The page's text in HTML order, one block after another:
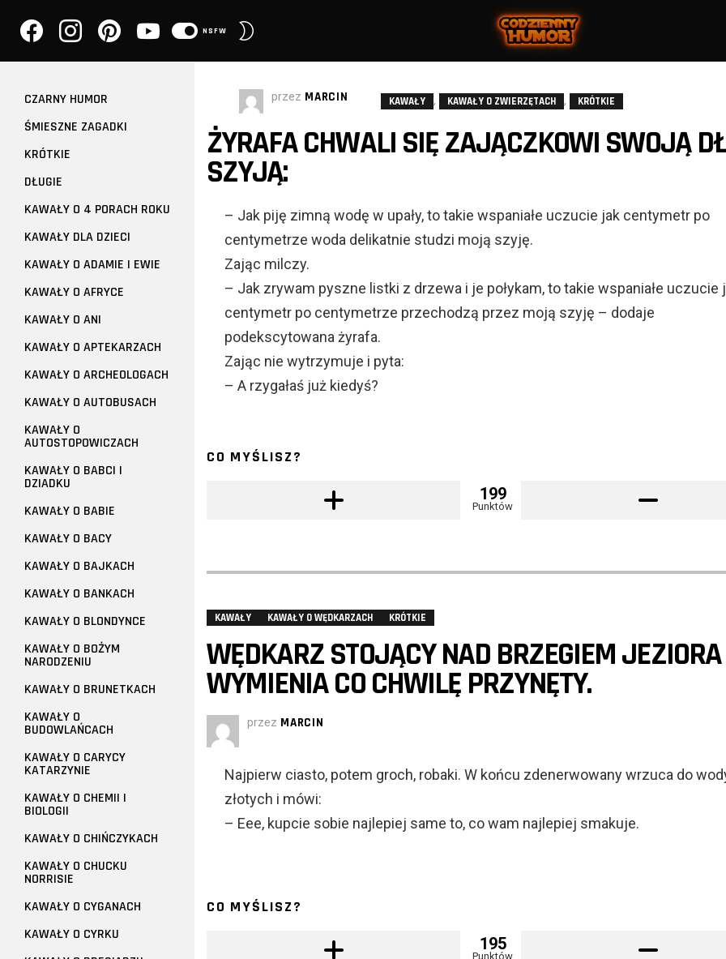
NSFW
przez MARCIN KAWAŁY , KAWAŁY O ZWIERZĘTACH , KRÓTKIE
ŻYRAFA CHWALI SIĘ ZAJĄCZKOWI SWOJĄ
SZYJĄ:
– Jak piję zimną wodę w upały, to takie wspaniałe uczucie jak centymetr po
centymetrze woda delikatnie studzi moją szyję.
Zając milczy.
– Jak zrywam pyszne listki z drzewa i je połykam, to takie wspaniałe uczucie
centymetr po centymetrze przechodzą przez moją szyję – dodaje
podekscytowana żyrafa.
Zając nie wytrzymuje i pyta:
– A rzygałaś już kiedyś?
CO MYŚLISZ?
199
Punktów
KAWAŁY KAWAŁY O WĘDKARZACH KRÓTKIE
WĘDKARZ STOJĄCY NAD BRZEGIEM JEZIORA
WYMIENIA CO CHWILĘ PRZYNĘTY.
przez MARCIN
Najpierw ciasto, potem groch, robaki. W końcu zdenerwowany wrzuca do
złotych i mówi:
– Eee, kupcie sobie najlepiej same to, co wam najlepiej smakuje.
CO MYŚLISZ?
195
Punktów
CZARNY HUMOR
ŚMIESZNE ZAGADKI
KRÓTKIE
DŁUGIE
KAWAŁY O 4 PORACH ROKU
KAWAŁY DLA DZIECI
KAWAŁY O ADAMIE I EWIE
KAWAŁY O AFRYCE
KAWAŁY O ANI
KAWAŁY O APTEKARZACH
KAWAŁY O ARCHEOLOGACH
KAWAŁY O AUTOBUSACH
KAWAŁY O
AUTOSTOPOWICZACH
KAWAŁY O BABCI I
DZIADKU
KAWAŁY O BABIE
KAWAŁY O BACY
KAWAŁY O BAJKACH
KAWAŁY O BANKACH
KAWAŁY O BLONDYNCE
KAWAŁY O BOŻYM
NARODZENIU
KAWAŁY O BRUNETKACH
KAWAŁY O
BUDOWLAŃCACH
KAWAŁY O CARYCY
KATARZYNIE
KAWAŁY O CHEMII I
BIOLOGII
KAWAŁY O CHIŃCZYKACH
KAWAŁY O CHUCKU
NORRISIE
KAWAŁY O CYGANACH
KAWAŁY O CYRKU